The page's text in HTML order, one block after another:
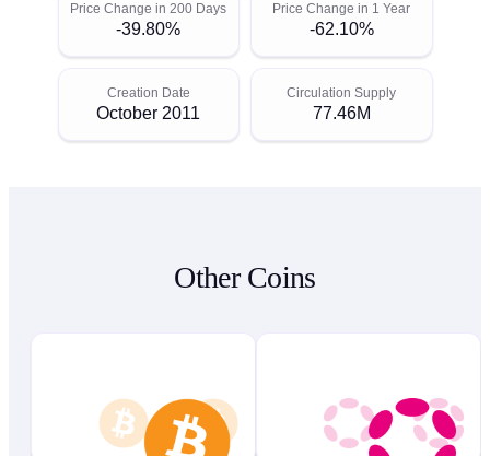
Price Change in 200 Days
-39.80%
Price Change in 1 Year
-62.10%
Creation Date
October 2011
Circulation Supply
77.46M
Other Coins